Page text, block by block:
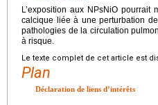
L’exposition aux NPsNiO
calcique liée à une perturbation
pathologies de la circulation
à risque.
Le texte complet de cet article est
Plan
Déclaration de liens d’intérêts